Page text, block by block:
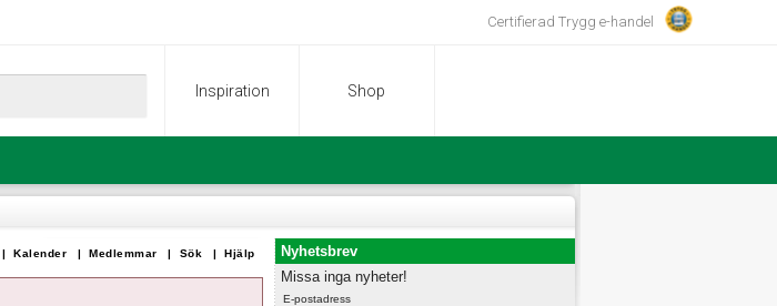
Certifierad Trygg e-handel
Inspiration Shop
Hjälp
Sök |
Medlemmar |
Kalender |
|
Nyhetsbrev
Missa inga nyheter!
E-postadress